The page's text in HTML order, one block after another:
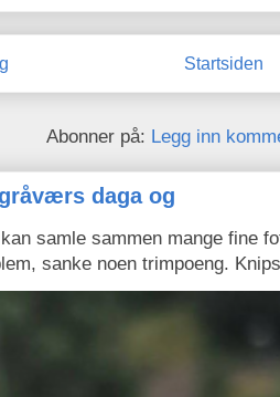
Startsiden
Abonner på: Legg inn
daga og
samle sammen mange fine
sanke noen trimpoeng.